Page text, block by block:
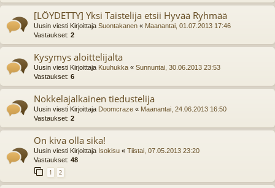
[LÖYDETTY] Yksi Taistelija etsii Hyvää Ryhmää
Uusin viesti Kirjoittaja Suontakanen « Maanantai, 01.07.2013 17:46
Vastaukset: 2
Kysymys aloittelijalta
Uusin viesti Kirjoittaja Kuuhukka « Sunnuntai, 30.06.2013 23:53
Vastaukset: 6
Nokkelajalkainen tiedustelija
Uusin viesti Kirjoittaja Doomcraze « Maanantai, 24.06.2013 16:50
Vastaukset: 2
On kiva olla sika!
Uusin viesti Kirjoittaja Isokisu « Tiistai, 07.05.2013 23:20
Vastaukset: 48
1 2